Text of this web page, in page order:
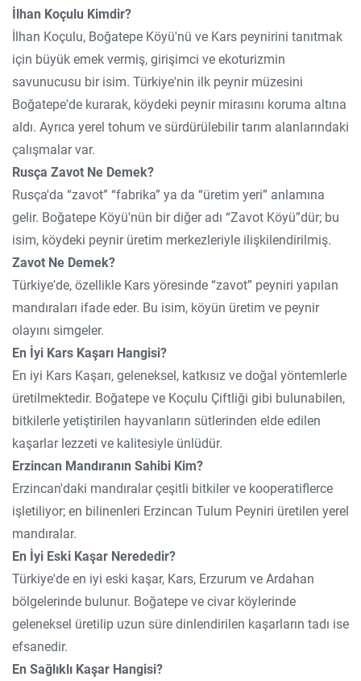
İlhan Koçulu Kimdir?
İlhan Koçulu, Boğatepe Köyü'nü ve Kars peynirini tanıtmak
için büyük emek vermiş, girişimci ve ekoturizmin
savunucusu bir isim. Türkiye'nin ilk peynir müzesini
Boğatepe'de kurarak, köydeki peynir mirasını koruma altına
aldı. Ayrıca yerel tohum ve sürdürülebilir tarım alanlarındaki
çalışmalar var.
Rusça Zavot Ne Demek?
Rusça'da “zavot” “fabrika” ya da “üretim yeri” anlamına
gelir. Boğatepe Köyü'nün bir diğer adı “Zavot Köyü”dür; bu
isim, köydeki peynir üretim merkezleriyle ilişkilendirilmiş.
Zavot Ne Demek?
Türkiye'de, özellikle Kars yöresinde “zavot” peyniri yapılan
mandıraları ifade eder. Bu isim, köyün üretim ve peynir
olayını simgeler.
En İyi Kars Kaşarı Hangisi?
En iyi Kars Kaşarı, geleneksel, katkısız ve doğal yöntemlerle
üretilmektedir. Boğatepe ve Koçulu Çiftliği gibi bulunabilen,
bitkilerle yetiştirilen hayvanların sütlerinden elde edilen
kaşarlar lezzeti ve kalitesiyle ünlüdür.
Erzincan Mandıranın Sahibi Kim?
Erzincan'daki mandıralar çeşitli bitkiler ve kooperatiflerce
işletiliyor; en bilinenleri Erzincan Tulum Peyniri üretilen yerel
mandıralar.
En İyi Eski Kaşar Nerededir?
Türkiye'de en iyi eski kaşar, Kars, Erzurum ve Ardahan
bölgelerinde bulunur. Boğatepe ve civar köylerinde
geleneksel üretilip uzun süre dinlendirilen kaşarların tadı ise
efsanedir.
En Sağlıklı Kaşar Hangisi?